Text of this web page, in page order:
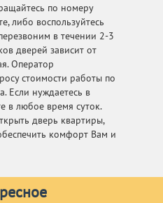
по номеру
либо воспользуйтесь
в течении 2-3
дверей зависит от
Оператор
стоимости работы по
Если нуждаетесь в
в любое время суток.
дверь квартиры,
комфорт Вам и